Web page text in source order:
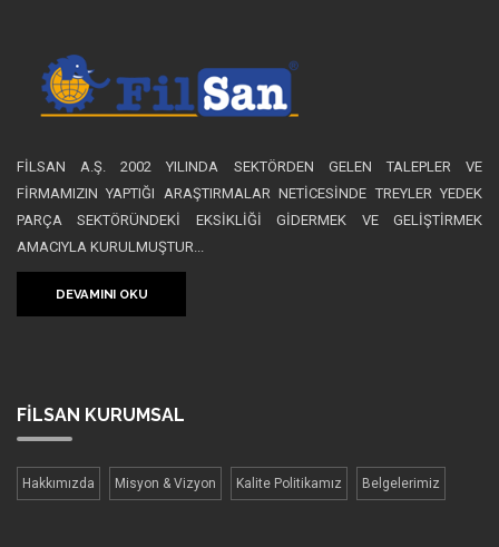
FİLSAN A.Ş. 2002 YILINDA SEKTÖRDEN GELEN TALEPLER VE
FİRMAMIZIN YAPTIĞI ARAŞTIRMALAR NETİCESİNDE TREYLER YEDEK
PARÇA SEKTÖRÜNDEKİ EKSİKLİĞİ GİDERMEK VE GELİŞTİRMEK
AMACIYLA KURULMUŞTUR...
DEVAMINI OKU
FİLSAN KURUMSAL
Hakkımızda Misyon & Vizyon Kalite Politikamız Belgelerimiz